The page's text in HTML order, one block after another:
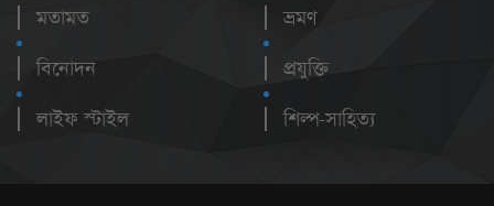
মতামত
বিনোদন
লাইফ স্টাইল
ভ্রমণ
প্রযুক্তি
শিল্প-সাহিত্য